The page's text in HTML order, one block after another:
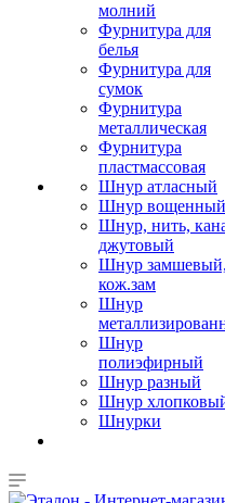
молний
Фурнитура для
белья
Фурнитура для
сумок
Фурнитура
металлическая
Фурнитура
пластмассовая
Шнур атласный
Шнур вощенный
Шнур, нить,
джутовый
Шнур замшевый,
кож.зам
Шнур
Шнур
полиэфирный
Шнур разный
Шнур
Шнурки